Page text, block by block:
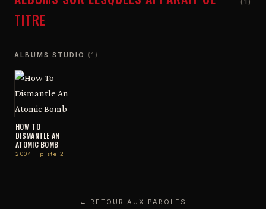
TITRE
ALBUMS STUDIO (1)
HOW TO
DISMANTLE AN
ATOMIC BOMB
2004 · piste 2
← RETOUR AUX PAROLES